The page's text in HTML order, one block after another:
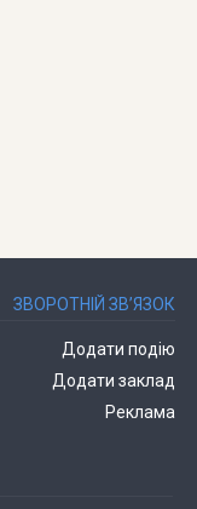
ЗВОРОТНІЙ ЗВ’ЯЗОК
Додати подію
Додати заклад
Реклама